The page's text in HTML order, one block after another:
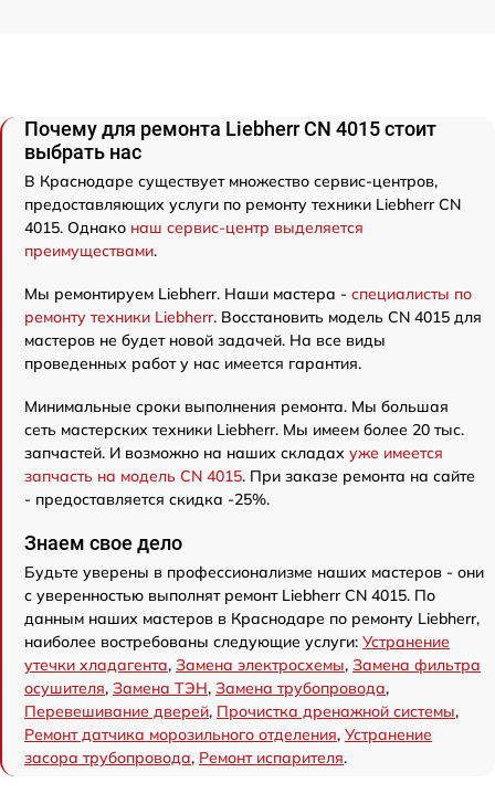
Почему для ремонта Liebherr CN 4015 стоит
выбрать нас
В Краснодаре существует множество сервис-центров,
предоставляющих услуги по ремонту техники Liebherr CN
4015. Однако наш сервис-центр выделяется
преимуществами.
Мы ремонтируем Liebherr. Наши мастера - специалисты по
ремонту техники Liebherr. Восстановить модель CN 4015 для
мастеров не будет новой задачей. На все виды
проведенных работ у нас имеется гарантия.
Минимальные сроки выполнения ремонта. Мы большая
сеть мастерских техники Liebherr. Мы имеем более 20 тыс.
запчастей. И возможно на наших складах уже имеется
запчасть на модель CN 4015. При заказе ремонта на сайте
- предоставляется скидка -25%.
Знаем свое дело
Будьте уверены в профессионализме наших мастеров - они
с уверенностью выполнят ремонт Liebherr CN 4015. По
данным наших мастеров в Краснодаре по ремонту Liebherr,
наиболее востребованы следующие услуги: Устранение
утечки хладагента, Замена электросхемы, Замена фильтра
осушителя, Замена ТЭН, Замена трубопровода,
Перевешивание дверей, Прочистка дренажной системы,
Ремонт датчика морозильного отделения, Устранение
засора трубопровода, Ремонт испарителя.